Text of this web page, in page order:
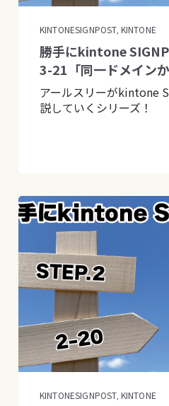
KINTONESIGNPOST, KINTONE
勝手にkintone
3-21「同一ドメインか
アールスリーがkintone
説していくシリーズ！
KINTONESIGNPOST KINTONE